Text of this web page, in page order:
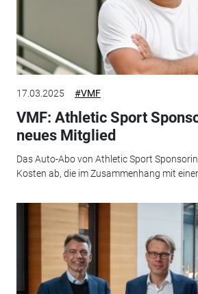
17.03.2025 #VMF
VMF: Athletic Sport
neues Mitglied
Das Auto-Abo von Athletic Sport
Kosten ab, die im Zusammenhang mit